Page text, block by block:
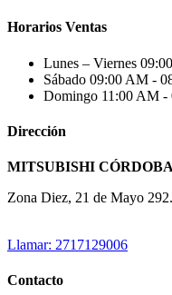
Horarios Ventas
Lunes – Viernes
Sábado 09:00 AM -
Domingo 11:00 AM -
Dirección
MITSUBISHI CÓRDOBA
Zona Diez, 21 de Mayo
Llamar: 2717129006
Contacto